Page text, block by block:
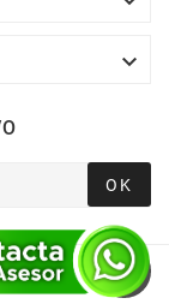

OK